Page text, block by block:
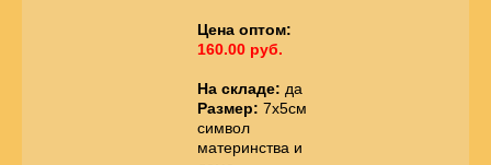
Цена оптом:
160.00 руб.
На складе: да
Размер: 7х5см
символ
материнства и